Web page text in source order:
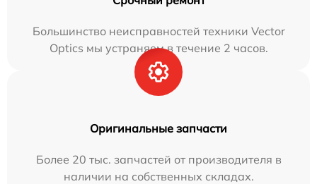
Большинство неисправностей техники Vector
Optics мы устраняем в течение 2 часов.
Оригинальные запчасти
Более 20 тыс. запчастей от производителя в
наличии на собственных складах.